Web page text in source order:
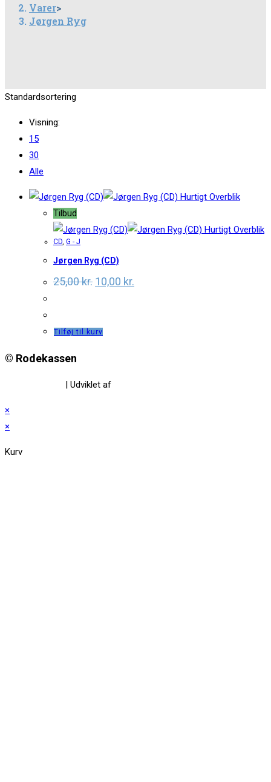
Varer>
Jørgen Ryg
Standardsortering
Visning:
15
30
Alle
Hurtigt Overblik
Tilbud
Hurtigt Overblik
CD, G - J
Jørgen Ryg (CD)
25,00kr. Original
price
10,00 kr.
price
Tilføj til kurv
© Rodekassen
| Udviklet af
×
×
Kurv